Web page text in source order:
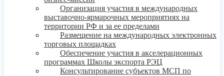
Организация участия в международных
выставочно-ярмарочных мероприятиях на
территории РФ и за ее пределами
Размещение на международных электронных
торговых площадках
Обеспечение участия в акселерационных
программах Школы экспорта РЭЦ
Консультирование субъектов МСП по